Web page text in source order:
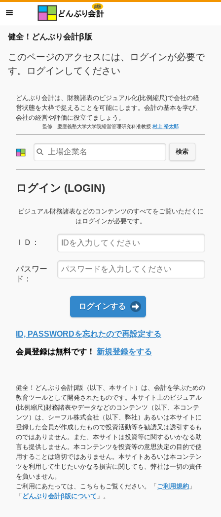
健全！どんぶり会計β版
このページのアクセスには、ログインが必要で
す。ログインしてください
どんぶり会計は、財務諸表のビジュアル化(比例縮尺)で会社の経
営状態を大枠で捉えることを可能にします。会計の基本を学び、
会社の経営や評価に役立てましょう。
監修 慶應義塾大学大学院経営管理研究科准教授 村上 裕太郎
検索
ログイン (LOGIN)
ビジュアル財務諸表などのコンテンツのすべてをご覧いただくに
はログインが必要です。
ＩＤ：
パスワー
ド：
ログインする
ID, PASSWORDを忘れたので再設定する
会員登録は無料です！ 新規登録をする
健全！どんぶり会計β版（以下、本サイト）は、会計を学ぶための
教育ツールとして開発されたものです。本サイト上のビジュアル
(比例縮尺)財務諸表やデータなどのコンテンツ（以下、本コンテ
ンツ）は、シーフル株式会社（以下、弊社）あるいは本サイトに
登録した会員が作成したもので投資活動等を勧誘又は誘引するも
のではありません。また、本サイトは投資等に関するいかなる助
言も提供しません。本コンテンツを投資等の意思決定の目的で使
用することは適切ではありません。本サイトあるいは本コンテン
ツを利用して生じたいかなる損害に関しても、弊社は一切の責任
を負いません。
ご利用にあたっては、こちらもご覧ください。「 ご利用規約 」
「 どんぶり会計β版について 」。